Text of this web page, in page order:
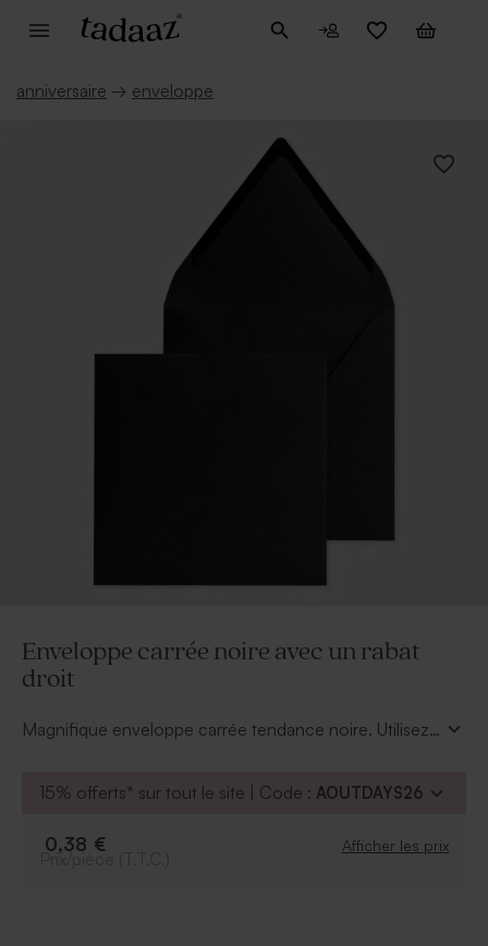
anniversaire → enveloppe
Enveloppe carrée noire avec un rabat
droit
Magnifique enveloppe carrée tendance noire. Utilisez
15% offerts* sur tout le site | Code : AOUTDAYS26
0,38 € Afficher les prix